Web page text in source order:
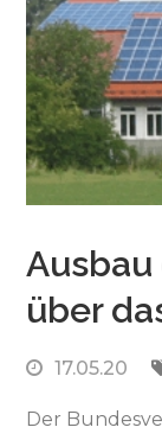
Ausbau
über
17.05.20
Der